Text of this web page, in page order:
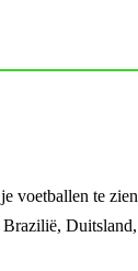
voetballen te zien
Brazilië, Duitsland,